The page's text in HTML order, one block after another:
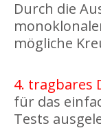
Durch die
mögliche
4. tragbares
für das
Tests